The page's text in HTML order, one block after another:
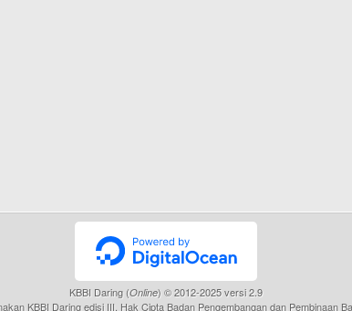
KBBI Daring (Online) © 2012-2025 versi 2.9
KBBI Daring edisi III, Hak Cipta Badan Pengembangan dan Pembinaan